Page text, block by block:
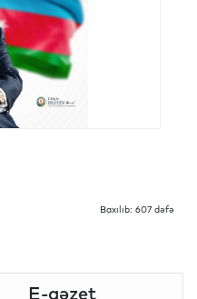
Baxılıb: 607 dəfə
E-qəzet